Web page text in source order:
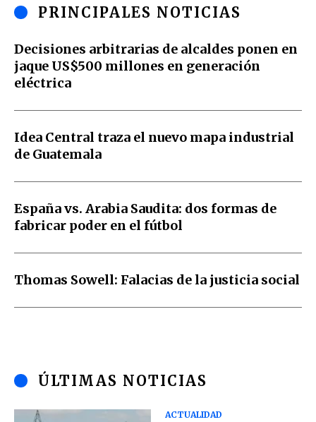
PRINCIPALES NOTICIAS
Decisiones arbitrarias de alcaldes ponen en
jaque US$500 millones en generación
eléctrica
Idea Central traza el nuevo mapa industrial
de Guatemala
España vs. Arabia Saudita: dos formas de
fabricar poder en el fútbol
Thomas Sowell: Falacias de la justicia social
ÚLTIMAS NOTICIAS
ACTUALIDAD